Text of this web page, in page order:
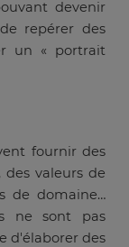
devenir
repérer des
un « portrait
fournir des
, des valeurs de
de domaine…
ne sont pas
d'élaborer des